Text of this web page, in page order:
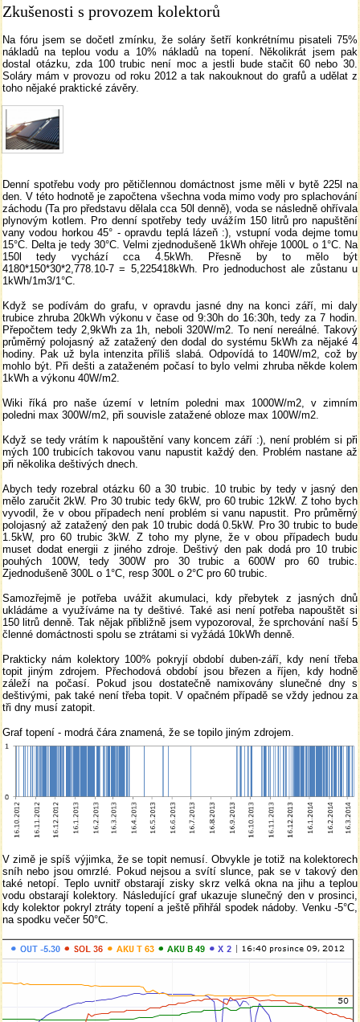
Zkušenosti s provozem kolektorů
Na fóru jsem se dočetl zmínku, že soláry šetří konkrétnímu pisateli 75%
nákladů na teplou vodu a 10% nákladů na topení. Několikrát jsem pak
dostal otázku, zda 100 trubic není moc a jestli bude stačit 60 nebo 30.
Soláry mám v provozu od roku 2012 a tak nakouknout do grafů a udělat z
toho nějaké praktické závěry.
Denní spotřebu vody pro pětičlennou domáctnost jsme měli v bytě 225l na
den. V této hodnotě je započtena všechna voda mimo vody pro splachování
záchodu (Ta pro představu dělala cca 50l denně), voda se následně ohřívala
plynovým kotlem. Pro denní spotřeby tedy uvážím 150 litrů pro napuštění
vany vodou horkou 45° - opravdu teplá lázeň :), vstupní voda dejme tomu
15°C. Delta je tedy 30°C. Velmi zjednodušeně 1kWh ohřeje 1000L o 1°C. Na
150l tedy vychází cca 4.5kWh. Přesně by to mělo být
4180*150*30*2,778.10-7 = 5,225418kWh. Pro jednoduchost ale zůstanu u
1kWh/1m3/1°C.
Když se podívám do grafu, v opravdu jasné dny na konci září, mi daly
trubice zhruba 20kWh výkonu v čase od 9:30h do 16:30h, tedy za 7 hodin.
Přepočtem tedy 2,9kWh za 1h, neboli 320W/m2. To není nereálné. Takový
průměrný polojasný až zatažený den dodal do systému 5kWh za nějaké 4
hodiny. Pak už byla intenzita příliš slabá. Odpovídá to 140W/m2, což by
mohlo být. Při dešti a zataženém počasí to bylo velmi zhruba někde kolem
1kWh a výkonu 40W/m2.
Wiki říká pro naše území v letním poledni max 1000W/m2, v zimním
poledni max 300W/m2, při souvisle zatažené obloze max 100W/m2.
Když se tedy vrátím k napouštění vany koncem září :), není problém si při
mých 100 trubicích takovou vanu napustit každý den. Problém nastane až
při několika deštivých dnech.
Abych tedy rozebral otázku 60 a 30 trubic. 10 trubic by tedy v jasný den
mělo zaručit 2kW. Pro 30 trubic tedy 6kW, pro 60 trubic 12kW. Z toho bych
vyvodil, že v obou případech není problém si vanu napustit. Pro průměrný
polojasný až zatažený den pak 10 trubic dodá 0.5kW. Pro 30 trubic to bude
1.5kW, pro 60 trubic 3kW. Z toho my plyne, že v obou případech budu
muset dodat energii z jiného zdroje. Deštivý den pak dodá pro 10 trubic
pouhých 100W, tedy 300W pro 30 trubic a 600W pro 60 trubic.
Zjednodušeně 300L o 1°C, resp 300L o 2°C pro 60 trubic.
Samozřejmě je potřeba uvážit akumulaci, kdy přebytek z jasných dnů
ukládáme a využíváme na ty deštivé. Také asi není potřeba napouštět si
150 litrů denně. Tak nějak přibližně jsem vypozoroval, že sprchování naší 5
členné domáctnosti spolu se ztrátami si vyžádá 10kWh denně.
Prakticky nám kolektory 100% pokryjí období duben-září, kdy není třeba
topit jiným zdrojem. Přechodová období jsou březen a říjen, kdy hodně
záleží na počasí. Pokud jsou dostatečně namixovány slunečné dny s
deštivými, pak také není třeba topit. V opačném případě se vždy jednou za
tři dny musí zatopit.
Graf topení - modrá čára znamená, že se topilo jiným zdrojem.
V zimě je spíš výjimka, že se topit nemusí. Obvykle je totiž na kolektorech
sníh nebo jsou omrzlé. Pokud nejsou a svítí slunce, pak se v takový den
také netopí. Teplo uvnitř obstarají zisky skrz velká okna na jihu a teplou
vodu obstarají kolektory. Následující graf ukazuje slunečný den v prosinci,
kdy kolektor pokryl ztráty topení a ještě přihřál spodek nádoby. Venku -5°C,
na spodku večer 50°C.